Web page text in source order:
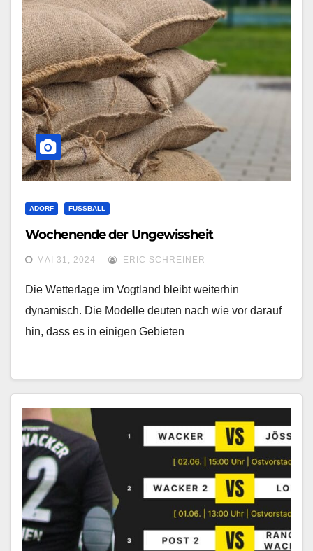
ADORF FUSSBALL
Wochenende der Ungewissheit
MAI 31, 2024 ERIC SCHREINER
Die Wetterlage im Vogtland bleibt weiterhin
dynamisch. Die Modelle deuten nach wie vor darauf
hin, dass es in einigen Gebieten